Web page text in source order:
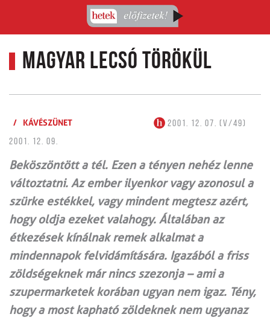
Magyar lecsó törökül
/ KÁVÉSZÜNET
2001. 12. 07. (V/49)
2001. 12. 09.
Beköszöntött a tél. Ezen a tényen nehéz lenne
változtatni. Az ember ilyenkor vagy azonosul a
szürke estékkel, vagy mindent megtesz azért,
hogy oldja ezeket valahogy. Általában az
étkezések kínálnak remek alkalmat a
mindennapok felvidámítására. Igazából a friss
zöldségeknek már nincs szezonja – ami a
szupermarketek korában ugyan nem igaz. Tény,
hogy a most kapható zöldeknek nem ugyanaz